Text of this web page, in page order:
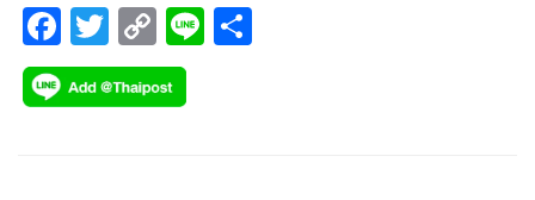
F
ac
e
T
wi
tt
C
o
p
Li